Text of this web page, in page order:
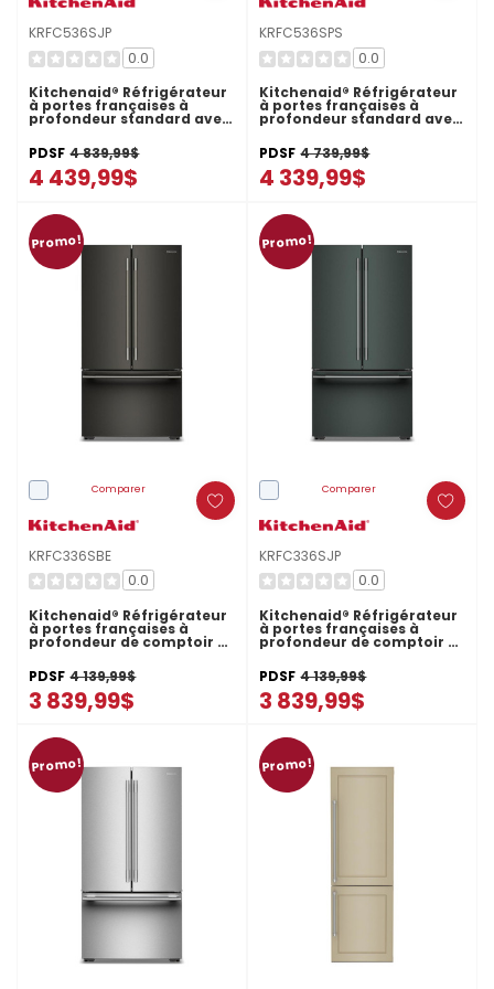
KRFC536SJP
0.0
Kitchenaid® Réfrigérateur
à portes françaises à
profondeur standard avec
remplissage intelligent
KRFC536SJP
PDSF 4 839,99$
4 439,99$
KRFC536SPS
0.0
Kitchenaid® Réfrigérateur
à portes françaises à
profondeur standard avec
remplissage intelligent
KRFC536SPS
PDSF 4 739,99$
4 339,99$
Promo!
Comparer
KRFC336SBE
0.0
Kitchenaid® Réfrigérateur
à portes françaises à
profondeur de comptoir et
distributeur d’eau interne
KRFC336SBE
PDSF 4 139,99$
3 839,99$
Promo!
Comparer
KRFC336SJP
0.0
Kitchenaid® Réfrigérateur
à portes françaises à
profondeur de comptoir et
distributeur d’eau interne
KRFC336SJP
PDSF 4 139,99$
3 839,99$
Promo! Promo!